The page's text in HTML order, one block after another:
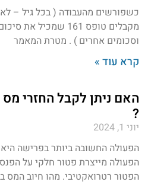
כשפורשים מהעבודה ( בכל גיל –
מקבלים טופס 161
וסכומים אחרים ) . מטרת המאמר
קרא עוד »
האם ניתן לקבל החזרי מס
?
יוני 1, 2024
הפעולה החשובה ביותר בפרישה היא
הפעולה מייצרת פטור חלקי על
הפטור רטרואקטיבי. מהו חיוב המס